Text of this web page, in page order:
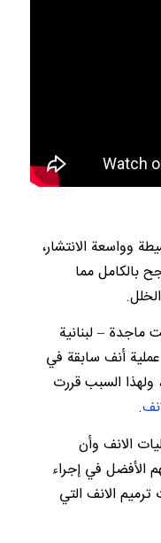
وواسعة الانتشار،
بالكامل مما
– لبنانية
عملية أنف سابقة في
ولهذا السبب قررت
.
الانف وأن
الأفضل في إجراء
الانف التي